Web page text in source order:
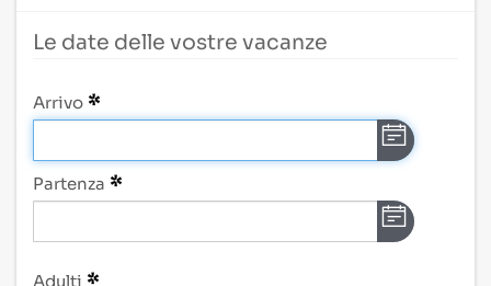
Le date delle vostre vacanze
Arrivo
Partenza
Adulti